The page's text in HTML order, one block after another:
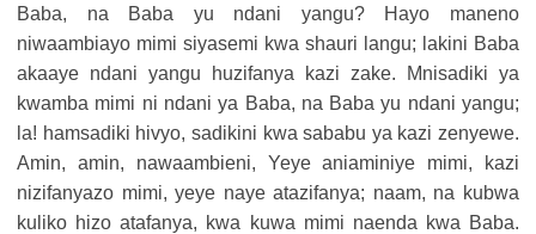
Baba, na Baba yu ndani yangu? Hayo maneno
niwaambiayo mimi siyasemi kwa shauri langu; lakini Baba
akaaye ndani yangu huzifanya kazi zake. Mnisadiki ya
kwamba mimi ni ndani ya Baba, na Baba yu ndani yangu;
la! hamsadiki hivyo, sadikini kwa sababu ya kazi zenyewe.
Amin, amin, nawaambieni, Yeye aniaminiye mimi, kazi
nizifanyazo mimi, yeye naye atazifanya; naam, na kubwa
kuliko hizo atafanya, kwa kuwa mimi naenda kwa Baba.